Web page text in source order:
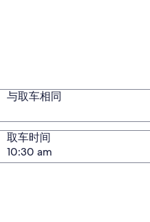
与取车相同
与取车相同
取车时间